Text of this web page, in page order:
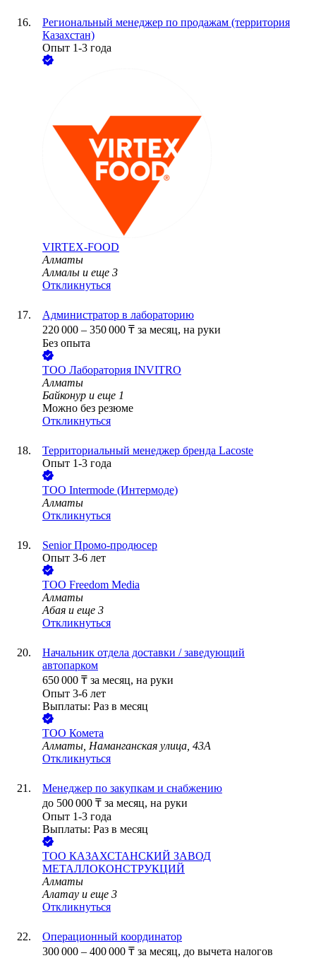
Региональный менеджер по продажам (территория
Казахстан)
Опыт 1-3 года
VIRTEX-FOOD
Алматы
Алмалы и еще 3
Откликнуться
Администратор в лабораторию
220 000 – 350 000 ₸ за месяц, на руки
Без опыта
ТОО Лаборатория INVITRO
Алматы
Байконур и еще 1
Можно без резюме
Откликнуться
Территориальный менеджер бренда Lacoste
Опыт 1-3 года
ТОО Intermode (Интермоде)
Алматы
Откликнуться
Senior Промо-продюсер
Опыт 3-6 лет
ТОО Freedom Media
Алматы
Абая и еще 3
Откликнуться
Начальник отдела доставки / заведующий
автопарком
650 000 ₸ за месяц, на руки
Опыт 3-6 лет
Выплаты: Раз в месяц
ТОО Комета
Алматы, Наманганская улица, 43А
Откликнуться
Менеджер по закупкам и снабжению
до 500 000 ₸ за месяц, на руки
Опыт 1-3 года
Выплаты: Раз в месяц
ТОО КАЗАХСТАНСКИЙ ЗАВОД
МЕТАЛЛОКОНСТРУКЦИЙ
Алматы
Алатау и еще 3
Откликнуться
Операционный координатор
300 000 – 400 000 ₸ за месяц, до вычета налогов